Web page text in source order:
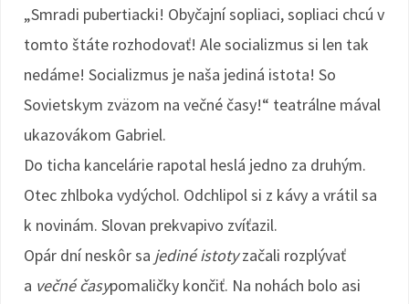
„Smradi pubertiacki! Obyčajní sopliaci, sopliaci chcú v
tomto štáte rozhodovať! Ale socializmus si len tak
nedáme! Socializmus je naša jediná istota! So
Sovietskym zväzom na večné časy!“ teatrálne mával
ukazovákom Gabriel.
Do ticha kancelárie rapotal heslá jedno za druhým.
Otec zhlboka vydýchol. Odchlipol si z kávy a vrátil sa
k novinám. Slovan prekvapivo zvíťazil.
Opár dní neskôr sa jediné istotyzačali rozplývať
a večné časypomaličky končiť. Na nohách bolo asi